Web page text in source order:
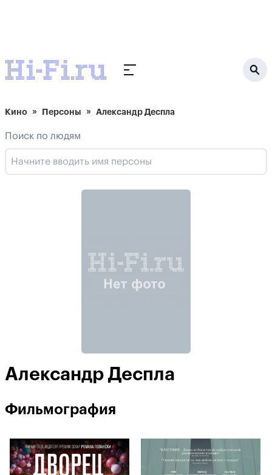
Кино Персоны Александр Деспла
Поиск по людям
Александр Деспла
Фильмография